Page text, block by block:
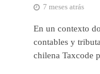
7 meses atrás
En un contexto
contables y
chilena Taxcode